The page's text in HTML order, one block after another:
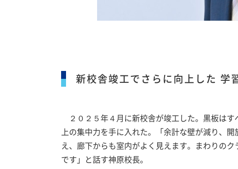
新校舎竣工でさらに向上した 学
２０２５年４月に新校舎が竣工した。黒板はす
上の集中力を手に入れた。「余計な壁が減り、
え、廊下からも室内がよく見えます。まわりの
です」と話す神原校長。